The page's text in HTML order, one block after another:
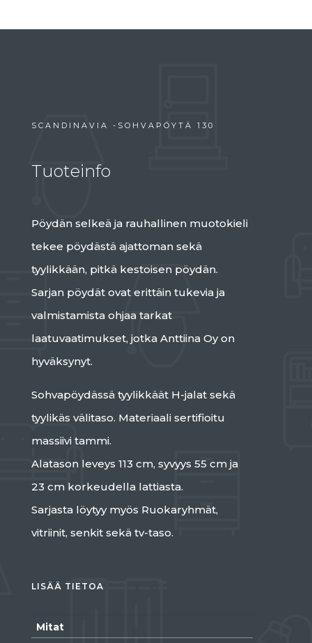
SCANDINAVIA -SOHVAPÖYTÄ 130
Tuoteinfo
Pöydän selkeä ja rauhallinen muotokieli
tekee pöydästä ajattoman sekä
tyylikkään, pitkä kestoisen pöydän.
Sarjan pöydät ovat erittäin tukevia ja
valmistamista ohjaa tarkat
laatuvaatimukset, jotka Anttiina Oy on
hyväksynyt.
Sohvapöydässä tyylikkäät H-jalat sekä
tyylikäs välitaso. Materiaali sertifioitu
massiivi tammi.
Alatason leveys 113 cm, syvyys 55 cm ja
23 cm korkeudella lattiasta.
Sarjasta löytyy myös Ruokaryhmät,
vitriinit, senkit sekä tv-taso.
LISÄÄ TIETOA
Mitat